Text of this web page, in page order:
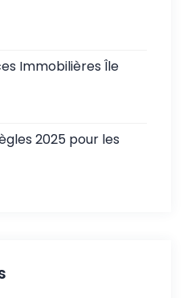
Immobilières Île
2025 pour les